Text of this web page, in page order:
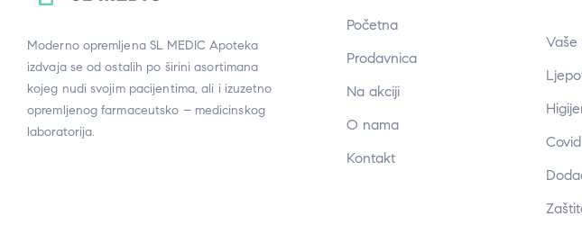
Moderno opremljena SL MEDIC Apoteka
izdvaja se od ostalih po širini asortimana
kojeg nudi svojim pacijentima, ali i izuzetno
opremljenog farmaceutsko – medicinskog
laboratorija.
Početna
Prodavnica
Na akciji
O nama
Kontakt
Vaše